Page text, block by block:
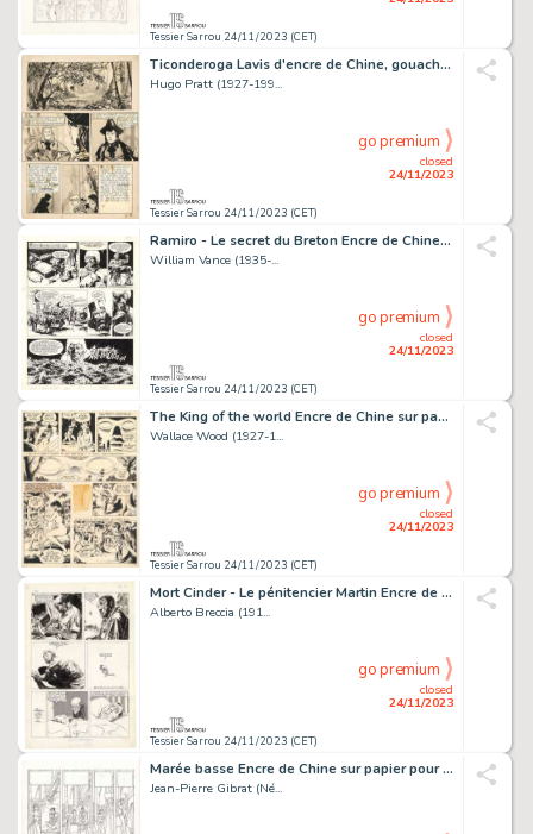
Tessier Sarrou 24/11/2023 (CET)
Ticonderoga Lavis d'encre de Chine, gouache blanche...
Hugo Pratt (1927-199...
Tessier Sarrou 24/11/2023 (CET)
closed
24/11/2023
go premium
Ramiro - Le secret du Breton Encre de Chine sur papier...
William Vance (1935-...
Tessier Sarrou 24/11/2023 (CET)
closed
24/11/2023
go premium
The King of the world Encre de Chine sur papier pour...
Wallace Wood (1927-1...
Tessier Sarrou 24/11/2023 (CET)
closed
24/11/2023
go premium
Mort Cinder - Le pénitencier Martin Encre de Chine...
Alberto Breccia (191...
Tessier Sarrou 24/11/2023 (CET)
closed
24/11/2023
go premium
Marée basse Encre de Chine sur papier pour la planche...
Jean-Pierre Gibrat (Né...